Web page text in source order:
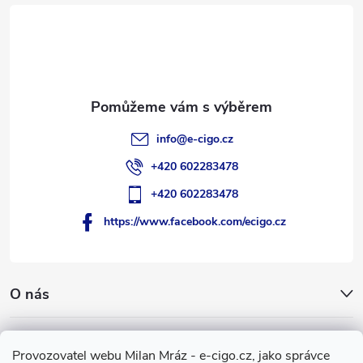
Provozovatel webu Milan Mráz - e-cigo.cz, jako správce
O nás
info@e-cigo.cz
+420 602283478
+420 602283478
https://www.facebook.com/ecigo.cz